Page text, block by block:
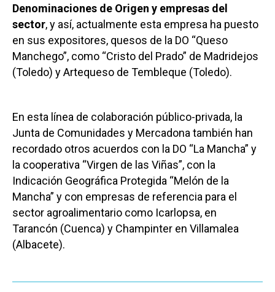
Denominaciones de Origen y empresas del
sector, y así, actualmente esta empresa ha puesto
en sus expositores, quesos de la DO “Queso
Manchego”, como “Cristo del Prado” de Madridejos
(Toledo) y Artequeso de Tembleque (Toledo).
En esta línea de colaboración público-privada, la
Junta de Comunidades y Mercadona también han
recordado otros acuerdos con la DO “La Mancha” y
la cooperativa “Virgen de las Viñas”, con la
Indicación Geográfica Protegida “Melón de la
Mancha” y con empresas de referencia para el
sector agroalimentario como Icarlopsa, en
Tarancón (Cuenca) y Champinter en Villamalea
(Albacete).